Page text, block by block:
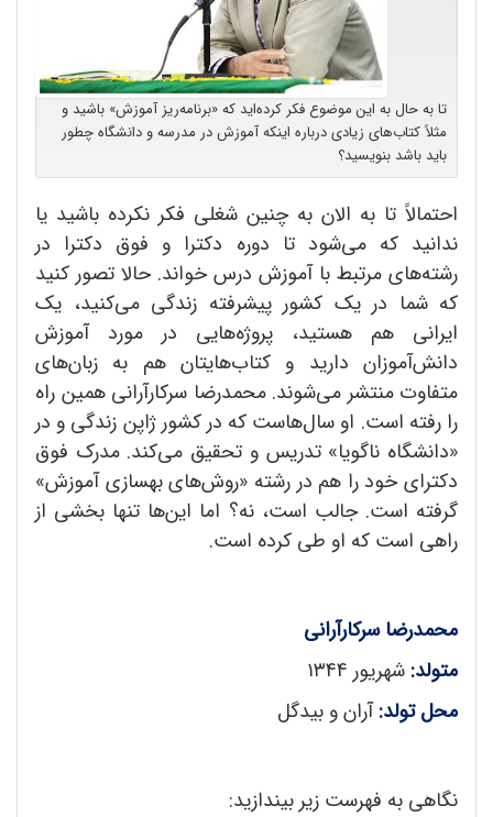
تا به حال به این موضوع فکر کرده‌اید که «برنامه‌ریز آموزش» باشید و
مثلاً کتاب‌های زیادی درباره اینکه آموزش در مدرسه و دانشگاه چطور
باید باشد بنویسید؟
احتمالاً تا به الان به چنین شغلی فکر نکرده باشید یا
ندانید که می‌شود تا دوره دکترا و فوق دکترا در
رشته‌های مرتبط با آموزش درس خواند. حالا تصور کنید
که شما در یک کشور پیشرفته زندگی می‌کنید، یک
ایرانی هم هستید، پروژه‌هایی در مورد آموزش
دانش‌آموزان دارید و کتاب‌هایتان هم به زبان‌های
متفاوت منتشر می‌شوند. محمدرضا سرکارآرانی همین راه
را رفته است. او سال‌هاست که در کشور ژاپن زندگی و در
«دانشگاه ناگویا» تدریس و تحقیق می‌کند. مدرک فوق
دکترای خود را هم در رشته «روش‌های بهسازی آموزش»
گرفته است. جالب است، نه؟ اما این‌ها تنها بخشی از
راهی است که او طی کرده است.
محمدرضا سرکارآرانی
متولد: شهریور ۱۳44
محل تولد:آران و بیدگل
نگاهی به فهرست زیر بیندازید: